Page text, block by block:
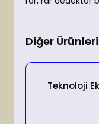
Diğer
Teknoloji